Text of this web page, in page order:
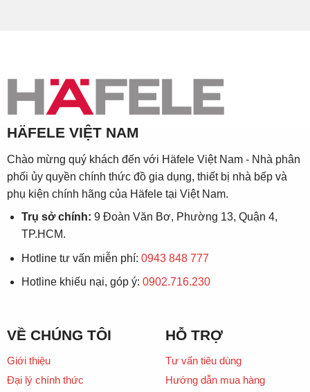
HÄFELE VIỆT NAM
Chào mừng quý khách đến với Häfele Việt Nam - Nhà phân
phối ủy quyền chính thức đồ gia dụng, thiết bị nhà bếp và
phụ kiện chính hãng của Häfele tại Việt Nam.
Trụ sở chính: 9 Đoàn Văn Bơ, Phường 13, Quận 4,
TP.HCM.
Hotline tư vấn miễn phí: 0943 848 777
Hotline khiếu nại, góp ý: 0902.716.230
VỀ CHÚNG TÔI
Giới thiệu
Đại lý chính thức
HỖ TRỢ
Tư vấn tiêu dùng
Hướng dẫn mua hàng